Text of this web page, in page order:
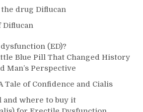
drug Diflucan
Diflucan
(ED)?
Blue Pill That Changed History
Man’s Perspective
Tale of Confidence and Cialis
and where to buy it